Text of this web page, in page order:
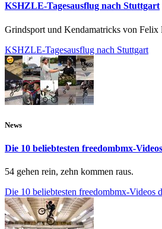
KSHZLE-Tagesausflug nach Stuttgart
Grindsport und Kendamatricks von Felix
KSHZLE-Tagesausflug nach Stuttgart
News
Die 10 beliebtesten freedombmx-
54 gehen rein, zehn kommen raus.
Die 10 beliebtesten freedombmx-Videos